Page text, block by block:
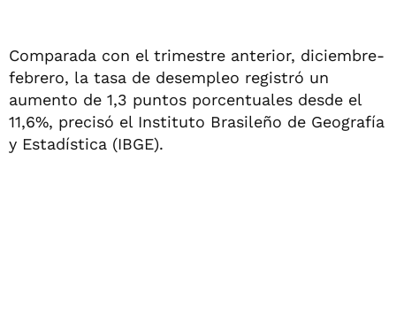
Comparada con el trimestre anterior, diciembre-
febrero, la tasa de desempleo registró un
aumento de 1,3 puntos porcentuales desde el
11,6%, precisó el Instituto Brasileño de Geografía
y Estadística (IBGE).